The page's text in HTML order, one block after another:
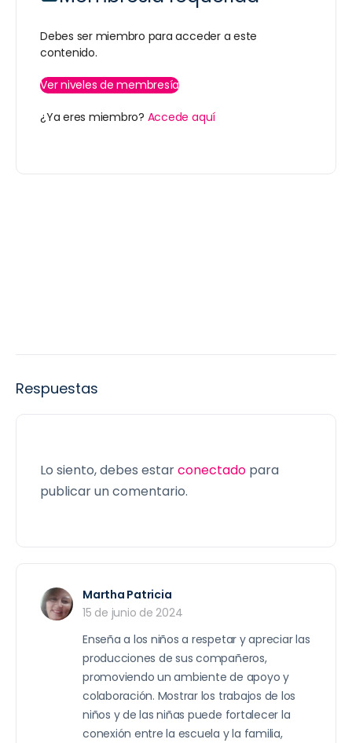
Debes ser miembro para acceder a este
contenido.
Ver niveles de membresía
¿Ya eres miembro? Accede aquí
Respuestas
Lo siento, debes estarconectado para
publicar un comentario.
Martha Patricia
15 de junio de 2024
Enseña a los niños a respetar y apreciar las
producciones de sus compañeros,
promoviendo un ambiente de apoyo y
colaboración. Mostrar los trabajos de los
niños y de las niñas puede fortalecer la
conexión entre la escuela y la familia,